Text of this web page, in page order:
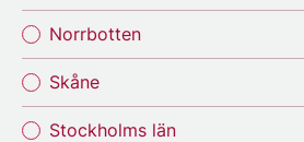
Norrbotten
Skåne
Stockholms län